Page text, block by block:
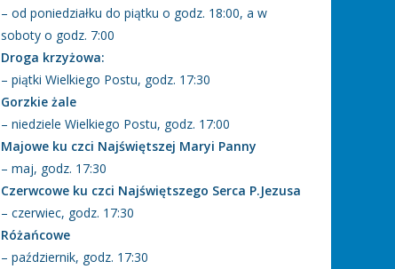
– od poniedziałku do piątku o godz. 18:00, a w
soboty o godz. 7:00
Droga krzyżowa:
– piątki Wielkiego Postu, godz. 17:30
Gorzkie żale
– niedziele Wielkiego Postu, godz. 17:00
Majowe ku czci Najświętszej Maryi Panny
– maj, godz. 17:30
Czerwcowe ku czci Najświętszego Serca P.Jezusa
– czerwiec, godz. 17:30
Różańcowe
– październik, godz. 17:30